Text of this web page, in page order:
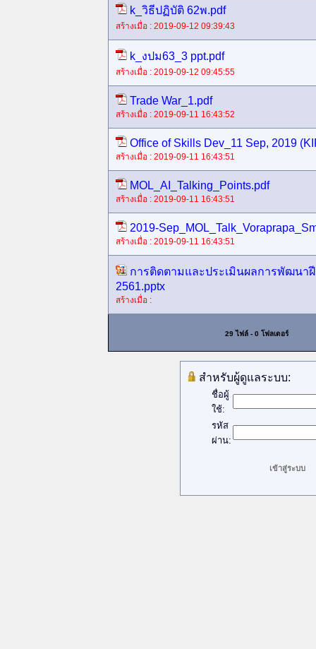
k_วิธีปฏิบัติ 62พ.pdf
สร้างเมื่อ : 2019-09-12 09:39:43
k_งปม63_3 ppt.pdf
สร้างเมื่อ : 2019-09-12 09:45:55
Trade War_1.pdf
สร้างเมื่อ : 2019-09-11 16:43:52
Office of Skills Dev_11 Sep, 2019
สร้างเมื่อ : 2019-09-11 16:43:51
MOL_AI_Talking_Points.pdf
สร้างเมื่อ : 2019-09-11 16:43:51
2019-
สร้างเมื่อ : 2019-09-11 16:43:51
การติดตามและประเมินผลการพัฒนา
2561.pptx
สร้างเมื่อ :
29 ไฟล์ - 0 โฟลเดอร์
สำหรับผู้ดูแลระบบ:
ชื่อผู้
ใช้:
รหัส
ผ่าน: